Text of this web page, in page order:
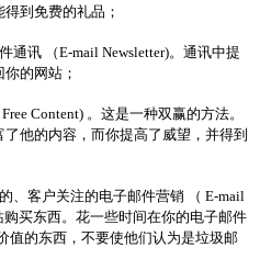
到免费的礼品；
通讯 （E-mail Newsletter)。通讯中提
的网站；
Content) 。这是一种双赢的方法。
他的内容，而你提高了威望，并得到
、客户关注的电子邮件营销 （ E-mail
买东西。花一些时间在你的电子邮件
值的东西，不要使他们认为是垃圾邮